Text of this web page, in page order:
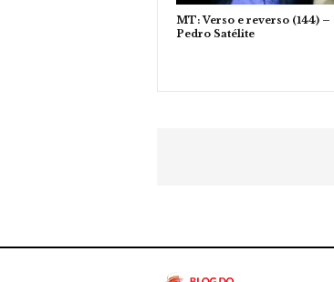
MT: Verso e reverso (144) –
Pedro Satélite